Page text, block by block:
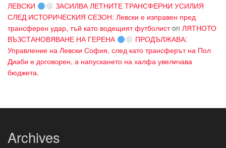
ЛЕВСКИ
ЗАСИЛВА ЛЕТНИТЕ ТРАНСФЕРНИ УСИЛИЯ
СЛЕД ИСТОРИЧЕСКИЯ СЕЗОН: Левски е изправен пред
трансферен удар, тъй като водещият футболистon ЛЯТНОТО
ВЪЗСТАНОВЯВАНЕ НА ГЕРЕНА
ПРОДЪЛЖАВА:
Управление на Левски София, след като трансферът на Пол
Диаби е договорен, а напускането на халфа увеличава
бюджета.
Archives